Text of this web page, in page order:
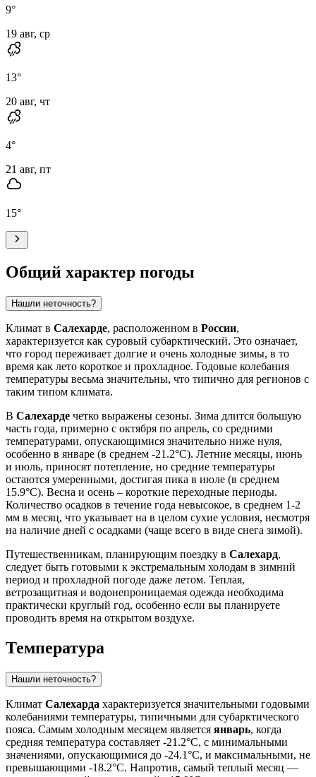
9°
19 авг, ср
13°
20 авг, чт
4°
21 авг, пт
15°
Общий характер погоды
Нашли неточность?
Климат в Салехарде, расположенном в России,
характеризуется как суровый субарктический. Это означает,
что город переживает долгие и очень холодные зимы, в то
время как лето короткое и прохладное. Годовые колебания
температуры весьма значительны, что типично для регионов с
таким типом климата.
В Салехарде четко выражены сезоны. Зима длится большую
часть года, примерно с октября по апрель, со средними
температурами, опускающимися значительно ниже нуля,
особенно в январе (в среднем -21.2°C). Летние месяцы, июнь
и июль, приносят потепление, но средние температуры
остаются умеренными, достигая пика в июле (в среднем
15.9°C). Весна и осень – короткие переходные периоды.
Количество осадков в течение года невысокое, в среднем 1-2
мм в месяц, что указывает на в целом сухие условия, несмотря
на наличие дней с осадками (чаще всего в виде снега зимой).
Путешественникам, планирующим поездку в Салехард,
следует быть готовыми к экстремальным холодам в зимний
период и прохладной погоде даже летом. Теплая,
ветрозащитная и водонепроницаемая одежда необходима
практически круглый год, особенно если вы планируете
проводить время на открытом воздухе.
Температура
Нашли неточность?
Климат Салехарда характеризуется значительными годовыми
колебаниями температуры, типичными для субарктического
пояса. Самым холодным месяцем является январь, когда
средняя температура составляет -21.2°C, с минимальными
значениями, опускающимися до -24.1°C, и максимальными, не
превышающими -18.2°C. Напротив, самый теплый месяц —